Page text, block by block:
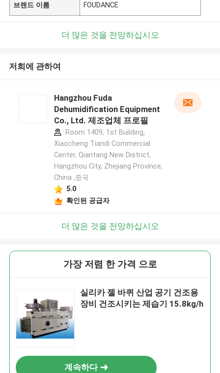
브랜드 이름 FOUDANCE
더 많은 것을 전망하십시오
저희에 관하여
Hangzhou Fuda
Dehumidification Equipment
Co., Ltd. 제조업체 프로필
Room 1409, 1st Building,
Xiaocheng Tiandi Commercial
Center, Qiantang New District,
Hangzhou City, Zhejiang Province,
China ,중국
5.0
확인된 공급자
더 많은 것을 전망하십시오
가장 저렴 한 가격 으로
실리카 젤 바퀴 산업 공기 건조용
장비 건조시키는 제습기 15.8kg/h
계속하다